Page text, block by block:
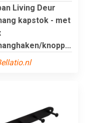
Living Deur
kapstok - met
knopp...